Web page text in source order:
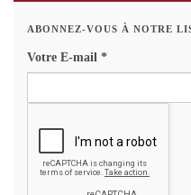
ABONNEZ-VOUS À NOTRE
Votre E-mail *